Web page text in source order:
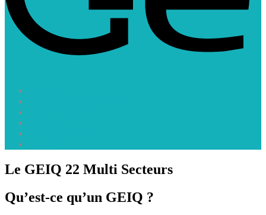
Le GEIQ 22 Multi Secteurs
Qu’est-ce qu’un GEIQ ?